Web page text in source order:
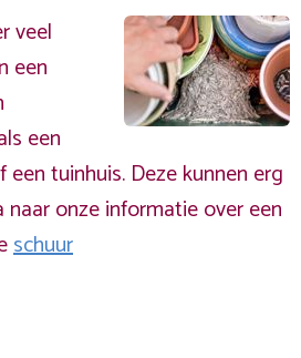
veel
een
een
een tuinhuis. Deze kunnen erg
naar onze informatie over een
schuur